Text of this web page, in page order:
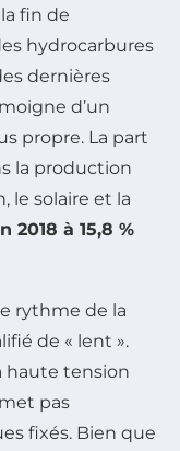
fin de
hydrocarbures
dernières
d’un
propre. La part
la production
le solaire et la
2018 à 15,8 %
rythme de la
de « lent ».
haute tension
pas
fixés. Bien que